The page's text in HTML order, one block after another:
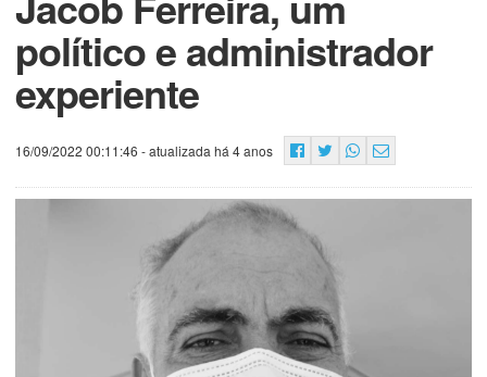
político e administrador
experiente
16/09/2022 00:11:46 - atualizada há 4 anos